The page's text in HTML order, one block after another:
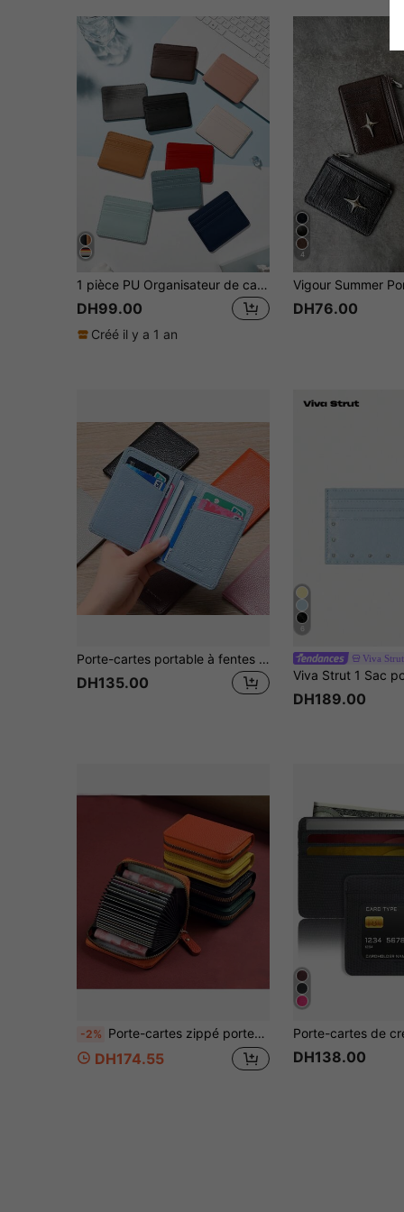
1 pièce PU Organisateur de cartes à compartiments multiples avec conception de scellage des bords Style simple pour un usage quotidien Porte-cartes Portefeuille Porte-cartes de visite Porte-cartes de crédit Femmes Pour femmes Pour hommes Mini portefeuille Portefeuille pour cartes
DH99.00
Créé il y a 1 an
4
DH76.00
Porte-cartes portable à fentes multiples, couleur unie, universel pour cartes bancaires, cartes de crédit, cartes d'identité, cartes de bus, organisateur de cartes de voyage
DH135.00
6
Viva Strut
DH189.00
-2% Porte-cartes zippé porte-monnaie léger à plusieurs compartiments porte-cartes d'identité et de crédit pour usage quotidien, voyage, cadeau, hommes et femmes
DH174.55 DH138.00